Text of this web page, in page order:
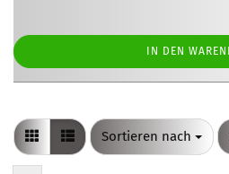
IN DEN
Sortieren nach
Sortieren nach